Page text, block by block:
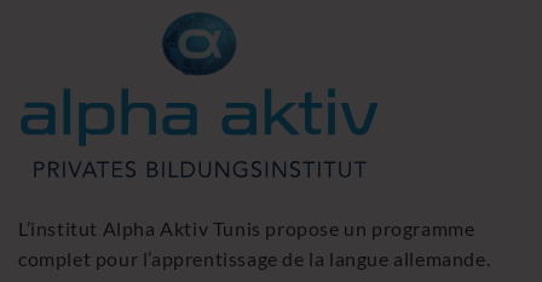
L’institut Alpha Aktiv Tunis propose un programme
complet pour l’apprentissage de la langue allemande.